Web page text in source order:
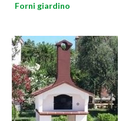
Forni giardino